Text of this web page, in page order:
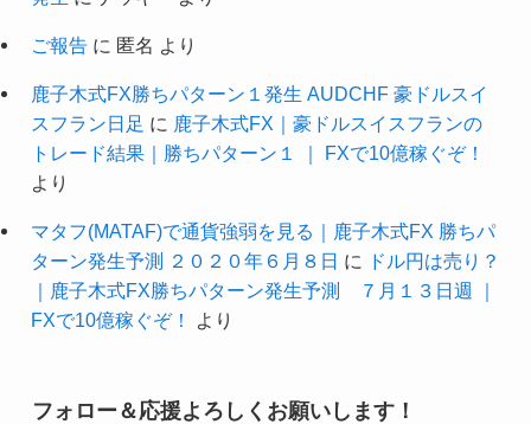
ご報告に 匿名 より
鹿子木式FX勝ちパターン１発生 AUDCHF 豪ドルスイ
スフラン日足 に 鹿子木式FX｜豪ドルスイスフランの
トレード結果｜勝ちパターン１ ｜ FXで10億稼ぐぞ！
より
マタフ(MATAF)で通貨強弱を見る｜鹿子木式FX 勝ちパ
ターン発生予測 ２０２０年６月８日 に
ドル円は売り？
｜鹿子木式FX勝ちパターン発生予測 ７月１３日週 ｜
FXで10億稼ぐぞ！
より
フォロー＆応援よろしくお願いします！